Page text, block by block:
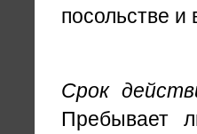
посольстве и
Срок
Пребывает